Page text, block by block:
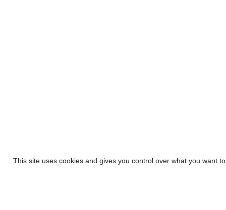
This site uses cookies and gives you control over what you want